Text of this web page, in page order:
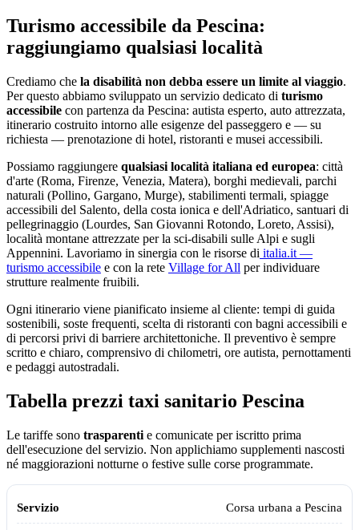
Turismo accessibile da Pescina:
raggiungiamo qualsiasi località
Crediamo che la disabilità non debba essere un limite al viaggio.
Per questo abbiamo sviluppato un servizio dedicato di turismo
accessibile con partenza da Pescina: autista esperto, auto attrezzata,
itinerario costruito intorno alle esigenze del passeggero e — su
richiesta — prenotazione di hotel, ristoranti e musei accessibili.
Possiamo raggiungere qualsiasi località italiana ed europea: città
d'arte (Roma, Firenze, Venezia, Matera), borghi medievali, parchi
naturali (Pollino, Gargano, Murge), stabilimenti termali, spiagge
accessibili del Salento, della costa ionica e dell'Adriatico, santuari di
pellegrinaggio (Lourdes, San Giovanni Rotondo, Loreto, Assisi),
località montane attrezzate per la sci-disabili sulle Alpi e sugli
Appennini. Lavoriamo in sinergia con le risorse di italia.it —
turismo accessibile e con la rete Village for All per individuare
strutture realmente fruibili.
Ogni itinerario viene pianificato insieme al cliente: tempi di guida
sostenibili, soste frequenti, scelta di ristoranti con bagni accessibili e
di percorsi privi di barriere architettoniche. Il preventivo è sempre
scritto e chiaro, comprensivo di chilometri, ore autista, pernottamenti
e pedaggi autostradali.
Tabella prezzi taxi sanitario Pescina
Le tariffe sono trasparenti e comunicate per iscritto prima
dell'esecuzione del servizio. Non applichiamo supplementi nascosti
né maggiorazioni notturne o festive sulle corse programmate.
Tabella dei prezzi e delle tratte del taxi sanitario Assistiamo Te a
Servizio
Corsa urbana a Pescina